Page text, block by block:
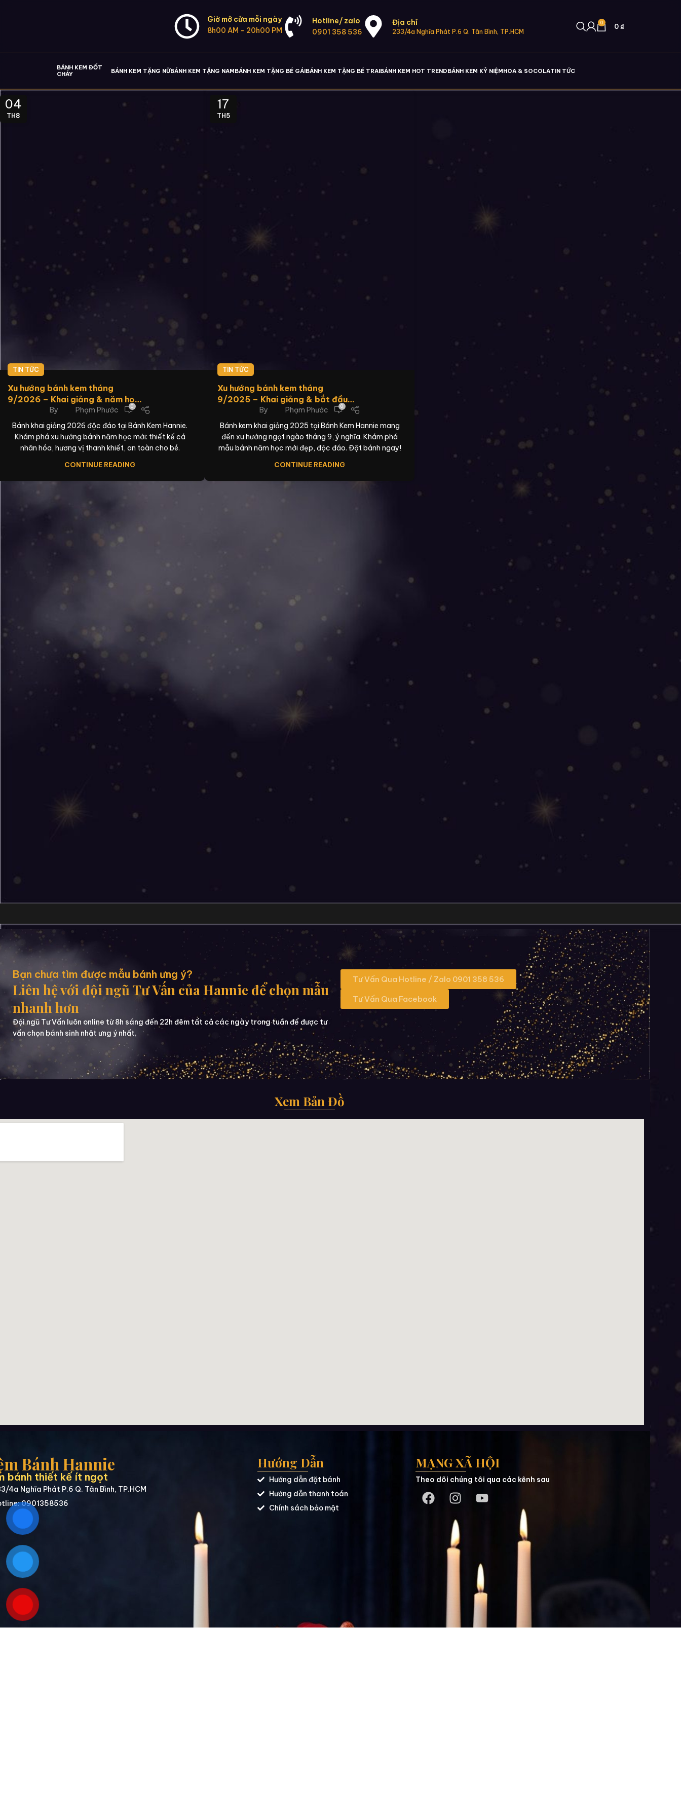
Giờ mở cửa mỗi ngày
8h00 AM - 20h00 PM
Hotline/ zalo
0901 358 536
Địa chỉ
233/4a Nghĩa Phát P.6 Q. Tân Bình, TP.HCM
0 0₫
BÁNH KEM ĐỐT
CHÁY
BÁNH KEM TẶNG NỮBÁNH KEM TẶNG NAMBÁNH KEM TẶNG BÉ GÁIBÁNH KEM TẶNG BÉ TRAIBÁNH KEM HOT TRENDBÁNH KEM KỶ NIỆMHOA & SOCOLATIN TỨC
04
TH8
TIN TỨC
Xu hướng bánh kem tháng
9/2026 – Khai giảng & năm học
By Phạm Phước 0
Bánh khai giảng 2026 độc đáo tại Bánh Kem Hannie.
Khám phá xu hướng bánh năm học mới: thiết kế cá
nhân hóa, hương vị thanh khiết, an toàn cho bé.
CONTINUE READING
17
TH5
TIN TỨC
Xu hướng bánh kem tháng
9/2025 – Khai giảng & bắt đầu
năm học mới
By Phạm Phước 0
Bánh kem khai giảng 2025 tại Bánh Kem Hannie mang
đến xu hướng ngọt ngào tháng 9, ý nghĩa. Khám phá
mẫu bánh năm học mới đẹp, độc đáo. Đặt bánh ngay!
CONTINUE READING
Bạn chưa tìm được mẫu bánh ưng ý?
Liên hệ với đội ngũ Tư Vấn của Hannie để chọn mẫu
nhanh hơn
Đội ngũ Tư Vấn luôn online từ 8h sáng đến 22h đêm tất cả các ngày trong tuần để được tư
vấn chọn bánh sinh nhật ưng ý nhất.
Tư Vấn Qua Hotline / Zalo 0901 358 536
Tư Vấn Qua Facebook
Xem Bản Đồ
Bánh Hannie
bánh thiết kế ít ngọt
4a Nghĩa Phát P.6 Q. Tân Bình, TP.HCM
0901358536
Hướng Dẫn
Hướng dẫn đặt bánh
Hướng dẫn thanh toán
Chính sách bảo mật
MẠNG XÃ HỘI
Theo dõi chúng tôi qua các kênh sau